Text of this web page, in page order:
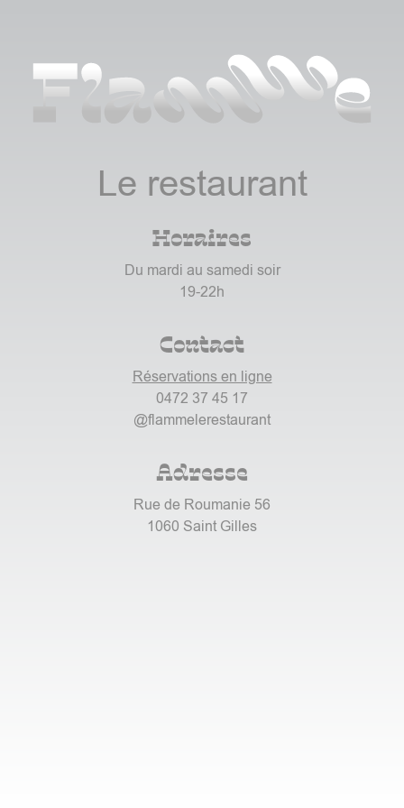
Le restaurant
Horaires
Du mardi au samedi soir
19-22h
Contact
Réservations en ligne
0472 37 45 17
@flammelerestaurant
Adresse
Rue de Roumanie 56
1060 Saint Gilles